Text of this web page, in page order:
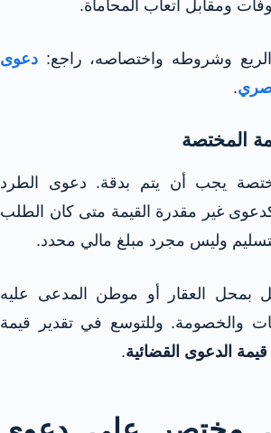
ومقابل أتعاب المحاماة.
وشروطه واختصاصه، راجع: دعوى
.
يجب أن يتم بدقة. دعوى الطرد
غير مقدرة القيمة متى كان الطلب
وليس مجرد مبلغ مالي محدد.
بمحل العقار أو موطن المدعى عليه
والخصومة. وللتوسع في تقدير قيمة
قيمة الدعوى القضائية.